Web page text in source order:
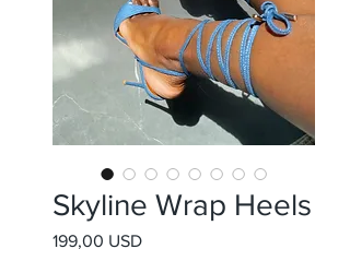
Skyline Wrap Heels
199,00 USDPrezzo